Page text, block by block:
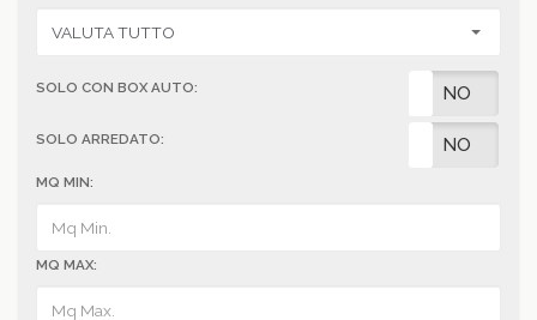
SOLO CON BOX AUTO: NO
SOLO ARREDATO: NO
MQ MIN:
MQ MAX: